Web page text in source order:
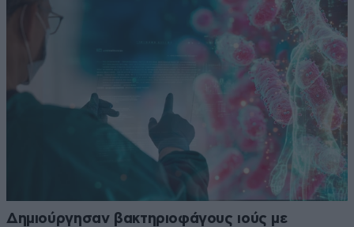
Δημιούργησαν βακτηριοφάγους ιούς με